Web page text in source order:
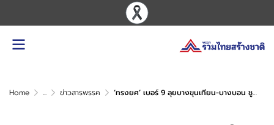
Home ... ข่าวสารพรรค ‘ทรงยศ’ เบอร์ 9 ลุยบางขุนเทียน-บางบอน ชูนโยบาย คนละครึ่งร้านค้าปลอดภาษี-พัฒนาผู้ประกอบการ SME ย้ำทุกนโยบายพรรค รทสช.ตอบโจทย์ ทำได้จริง